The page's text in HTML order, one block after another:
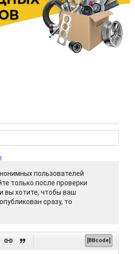
пользователей
только после проверки
вы хотите, чтобы ваш
сразу, то
  [BBcode]